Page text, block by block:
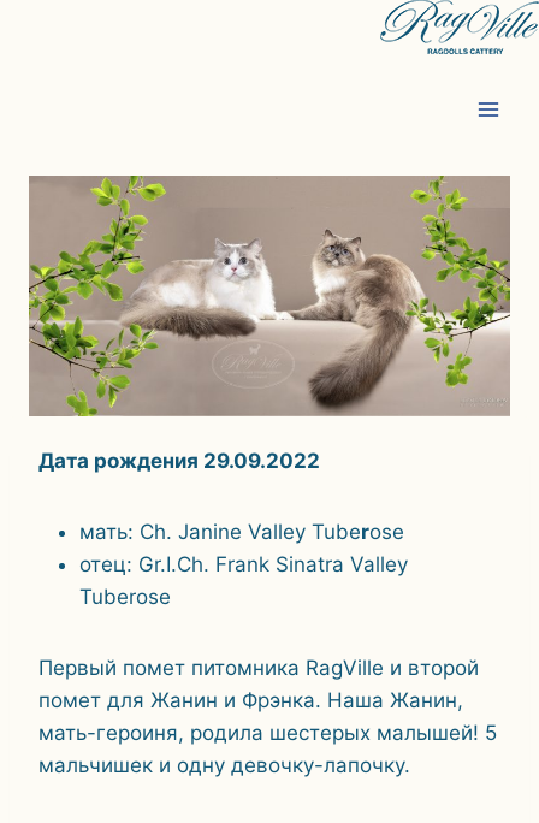
Дата рождения 29.09.2022
мать: Ch. Janine Valley Tuberose
отец: Gr.I.Ch. Frank Sinatra Valley
Tuberose
Первый помет питомника RagVille и второй
помет для Жанин и Фрэнка. Наша Жанин,
мать-героиня, родила шестерых малышей! 5
мальчишек и одну девочку-лапочку.